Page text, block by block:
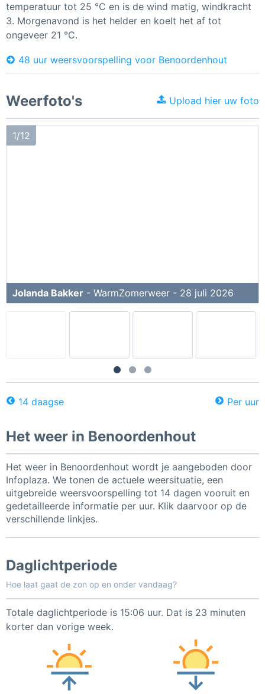
temperatuur tot 25 °C en is de wind matig, windkracht
3. Morgenavond is het helder en koelt het af tot
ongeveer 21 °C.
48 uur weersvoorspelling voor Benoordenhout
Weerfoto's Upload hier uw foto
1/12
Jolanda Bakker - WarmZomerweer - 28 juli 2026
14 daagse Per uur
Het weer in Benoordenhout
Het weer in Benoordenhout wordt je aangeboden door
Infoplaza. We tonen de actuele weersituatie, een
uitgebreide weersvoorspelling tot 14 dagen vooruit en
gedetailleerde informatie per uur. Klik daarvoor op de
verschillende linkjes.
Daglichtperiode
Hoe laat gaat de zon op en onder vandaag?
Totale daglichtperiode is 15:06 uur. Dat is 23 minuten
korter dan vorige week.